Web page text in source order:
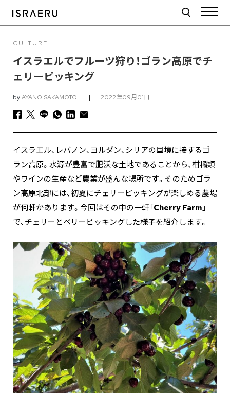
CULTURE
イスラエルでフルーツ狩り！ゴラン高原でチ
ェリーピッキング
byAYANO SAKAMOTO | 2022年09月01日
イスラエル、レバノン、ヨルダン、シリアの国境に接するゴ
ラン高原。水源が豊富で肥沃な土地であることから、柑橘類
やワインの生産など農業が盛んな場所です。そのためゴラ
ン高原北部には、初夏にチェリーピッキングが楽しめる農場
が何軒かあります。今回はその中の一軒「 Cherry Farm」
で、チェリーとベリーピッキングした様子を紹介します。